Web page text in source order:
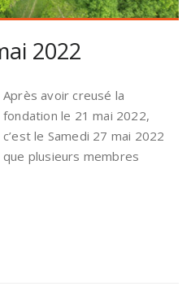
2022
Après avoir creusé la
fondation le 21 mai 2022,
c’est le Samedi 27 mai 2022
que plusieurs membres